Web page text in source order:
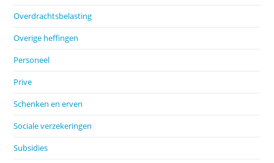
Overdrachtsbelasting
Overige heffingen
Personeel
Prive
Schenken en erven
Sociale verzekeringen
Subsidies